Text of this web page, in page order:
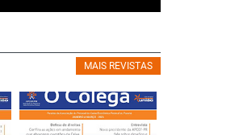
MAIS REVISTAS